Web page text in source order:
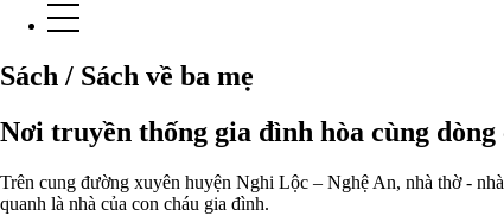
Sách / Sách về ba mẹ
Nơi truyền thống gia đình hòa cùng dòng
Trên cung đường xuyên huyện Nghi Lộc – Nghệ An, nhà thờ -
quanh là nhà của con cháu gia đình.